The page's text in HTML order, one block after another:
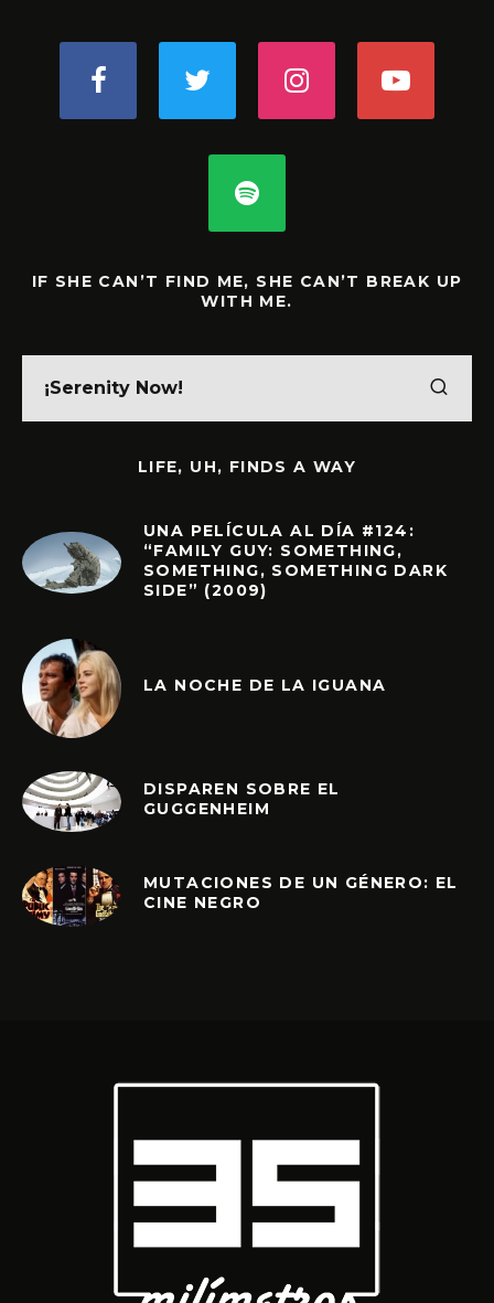
IF SHE CAN’T FIND ME, SHE CAN’T BREAK UP
WITH ME.
LIFE, UH, FINDS A WAY
UNA PELÍCULA AL DÍA #124:
“FAMILY GUY: SOMETHING,
SOMETHING, SOMETHING DARK
SIDE” (2009)
LA NOCHE DE LA IGUANA
DISPAREN SOBRE EL
GUGGENHEIM
MUTACIONES DE UN GÉNERO: EL
CINE NEGRO